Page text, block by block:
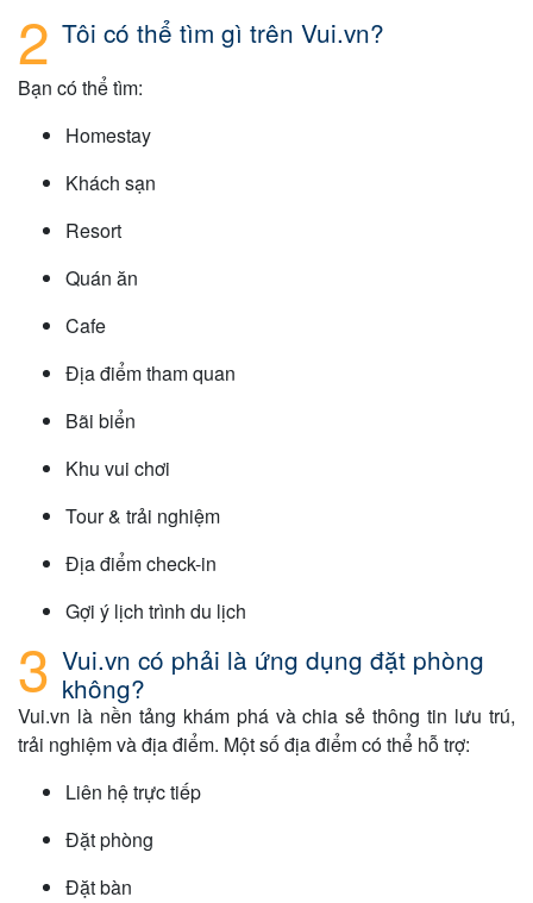
Tôi có thể tìm gì trên Vui.vn?
Bạn có thể tìm:
Homestay
Khách sạn
Resort
Quán ăn
Cafe
Địa điểm tham quan
Bãi biển
Khu vui chơi
Tour & trải nghiệm
Địa điểm check-in
Gợi ý lịch trình du lịch
Vui.vn có phải là ứng dụng đặt phòng
không?
Vui.vn là nền tảng khám phá và chia sẻ thông tin lưu trú,
trải nghiệm và địa điểm. Một số địa điểm có thể hỗ trợ:
Liên hệ trực tiếp
Đặt phòng
Đặt bàn